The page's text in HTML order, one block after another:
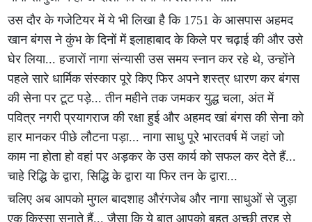
उस दौर के गजेटियर में ये भी लिखा है कि 1751 के आसपास अहमद
खान बंगस ने कुंभ के दिनों में इलाहाबाद के किले पर चढ़ाई की और उसे
घेर लिया... हजारों नागा संन्यासी उस समय स्नान कर रहे थे, उन्होंने
पहले सारे धार्मिक संस्कार पूरे किए फिर अपने शस्त्र धारण कर बंगस
की सेना पर टूट पड़े... तीन महीने तक जमकर युद्ध चला, अंत में
पवित्र नगरी प्रयागराज की रक्षा हुई और अहमद खां बंगस की सेना को
हार मानकर पीछे लौटना पड़ा... नागा साधु पूरे भारतवर्ष में जहां जो
काम ना होता हो वहां पर अड़कर के उस कार्य को सफल कर देते हैं...
चाहे रिद्धि के द्वारा, सिद्धि के द्वारा या फिर तन के द्वारा...
चलिए अब आपको मुगल बादशाह औरंगजेब और नागा साधुओं से जुड़ा
एक किस्सा सुनाते हैं... जैसा कि ये बात आपको बहुत अच्छी तरह से